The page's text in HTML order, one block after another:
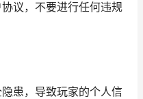
议，不要进行任何违规
患，导致玩家的个人信